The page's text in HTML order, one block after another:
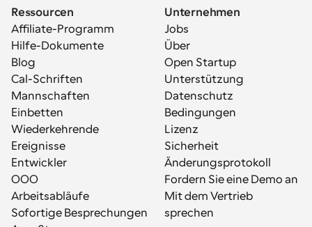
Ressourcen
Affiliate-Programm
Hilfe-Dokumente
Blog
Cal-Schriften
Mannschaften
Einbetten
Wiederkehrende
Ereignisse
Entwickler
OOO
Arbeitsabläufe
Sofortige Besprechungen
Unternehmen
Jobs
Über
Open Startup
Unterstützung
Datenschutz
Bedingungen
Lizenz
Sicherheit
Änderungsprotokoll
Fordern Sie eine Demo an
Mit dem Vertrieb
sprechen